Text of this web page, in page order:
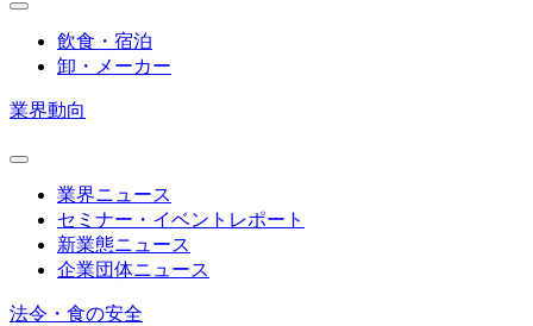
飲食・宿泊
卸・メーカー
業界動向
業界ニュース
セミナー・イベントレポート
新業態ニュース
企業団体ニュース
法令・食の安全